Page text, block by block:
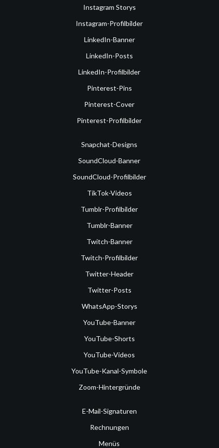
Instagram Storys
Instagram-Profilbilder
LinkedIn-Banner
LinkedIn-Posts
LinkedIn-Profilbilder
Pinterest-Pins
Pinterest-Cover
Pinterest-Profilbilder
Snapchat-Designs
SoundCloud-Banner
SoundCloud-Profilbilder
TikTok-Videos
Tumblr-Profilbilder
Tumblr-Banner
Twitch-Banner
Twitch-Profilbilder
Twitter-Header
Twitter-Posts
WhatsApp-Storys
YouTube-Banner
YouTube-Shorts
YouTube-Videos
YouTube-Kanal-Symbole
Zoom-Hintergründe
E-Mail-Signaturen
Rechnungen
Menüs